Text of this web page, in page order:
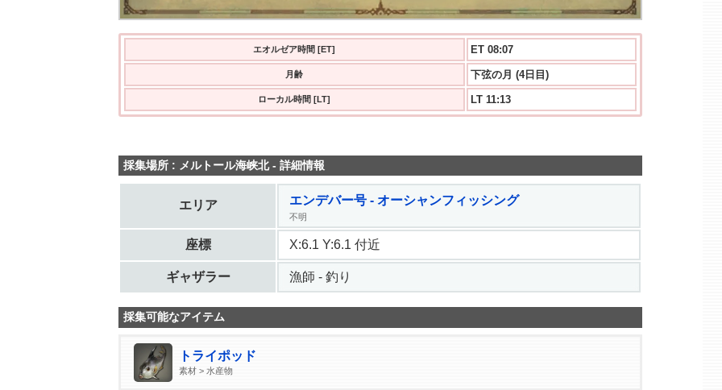
エオルゼア時間 [ET] ET 08:07
月齢 下弦の月 (4日目)
ローカル時間 [LT] LT 11:13
採集場所 : メルトール海峡北 - 詳細情報
エリア エンデバー号 - オーシャンフィッシング
不明
座標 X:6.1 Y:6.1 付近
ギャザラー 漁師 - 釣り
採集可能なアイテム
トライポッド
素材 > 水産物